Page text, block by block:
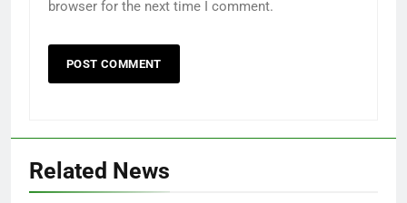
browser for the next time I comment.
Related News